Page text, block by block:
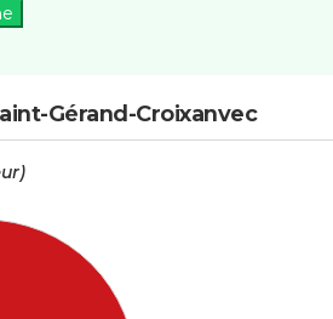
Gérand-Croixanvec